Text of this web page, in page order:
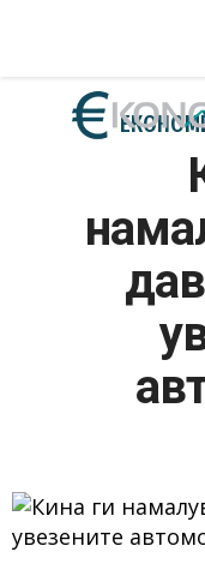
АКТУЕЛНО
ЕКОНОМИЈА
ФИНАНСИИ
ЖИВОТ